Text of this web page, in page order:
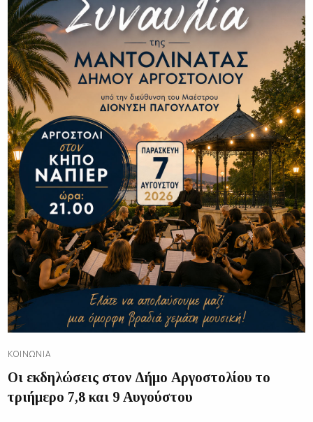
ΚΟΙΝΩΝΊΑ
Οι εκδηλώσεις στον Δήμο Αργοστολίου το
τριήμερο 7,8 και 9 Αυγούστου